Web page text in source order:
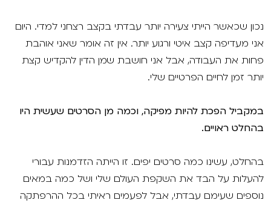
נכון שכאשר הייתי צעירה יותר עבדתי בקצב רצחני למדי. היום
אני מעדיפה קצב איטי ורגוע יותר. אין זה אומר שאני אוהבת
פחות את העבודה, אבל אני חושבת שמן הדין להקדיש קצת
יותר זמן לחיים הפרטיים שלי.
במקביל הפכת להיות מפיקה, וכמה מן הסרטים שעשית היו
בהחלט ראויים.
בהחלט, עשינו כמה סרטים יפים. זו הייתה הזדמנות עבורי
להעלות על הבד את השקפת העולם שלי ושל כמה במאים
נוספים שעימם עבדתי, אבל לפעמים ראיתי בכל ההרפתקה